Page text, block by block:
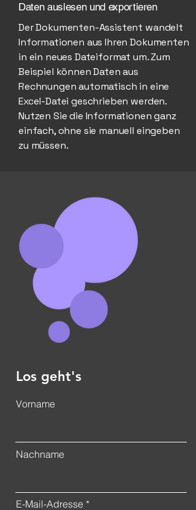
Daten auslesen und exportieren
Der Dokumenten-Assistent wandelt
Informationen aus Ihren Dokumenten
in ein neues Dateiformat um. Zum
Beispiel können Daten aus
Rechnungen automatisch in eine
Excel-Datei geschrieben werden.
Nutzen Sie die Informationen ganz
einfach, ohne sie manuell eingeben
zu müssen.
Los geht's
Vorname
Nachname
E-Mail-Adresse